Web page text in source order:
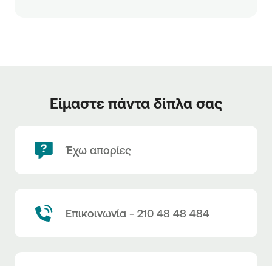
Είμαστε πάντα δίπλα σας
Έχω απορίες
Επικοινωνία - 210 48 48 484